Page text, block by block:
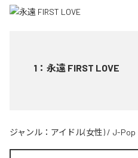
1 ： 永遠 FIRST LOVE
ジャンル： アイドル(女性) / J-Pop